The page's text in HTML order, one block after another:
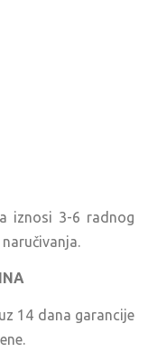
iznosi 3-6 radnog
14 dana garancije